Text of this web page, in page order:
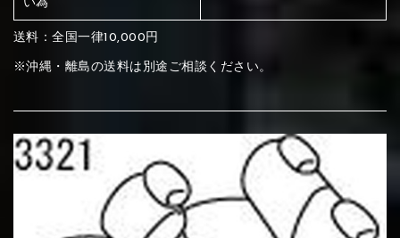
④Brown ⑤Dark Brown ⑥Yellow
サブ生地は下記16種類からご選択ください。
①Black ③Light gray
赤く塗られている場所を選択
①Black ②Gray ③Light gray
⑦Wine-red
⑩Brown ⑫Aqua blue
い為
送料：全国一律10,000円
※沖縄・離島の送料は別途ご相談ください。